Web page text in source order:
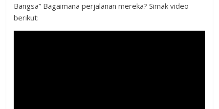
Bangsa” Bagaimana perjalanan mereka? Simak video
berikut: